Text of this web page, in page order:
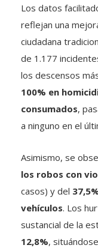
Los datos
reflejan una
ciudadana
de 1.177
los descensos
100% en
consumados,
a ninguno en el
Asimismo, se
los robos con
casos) y del
vehículos. Los
sustancial de la
12,8%,